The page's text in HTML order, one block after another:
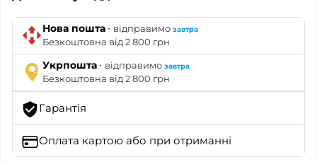
Нова пошта · відправимо завтра
Безкоштовна від 2 800 грн
Укрпошта · відправимо завтра
Безкоштовна від 2 800 грн
Гарантія
Оплата картою або при отриманні